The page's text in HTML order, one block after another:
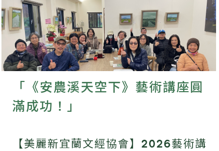
「《安農溪天空下》藝術講座圓
滿成功！」
【美麗新宜蘭文經協會】2026藝術講